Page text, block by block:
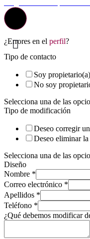
¿Errores en el perfil?
Tipo de contacto
Soy
No soy
Selecciona una de las
Tipo de modificación
Deseo corregir
Deseo eliminar
Selecciona una de las
Diseño
Nombre *
Correo electrónico *
Apellidos *
Teléfono *
¿Qué debemos modificar